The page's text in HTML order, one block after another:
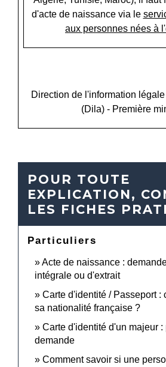
d'acte de naissance via le
aux personnes nées à
Direction de l'information
(Dila) - Première
POUR TOUTE
EXPLICATION,
LES FICHES
Particuliers
Acte de naissance :
intégrale ou d'extrait
Carte d'identité / Passeport :
sa nationalité française ?
Carte d'identité d'un majeur :
demande
Comment savoir si une